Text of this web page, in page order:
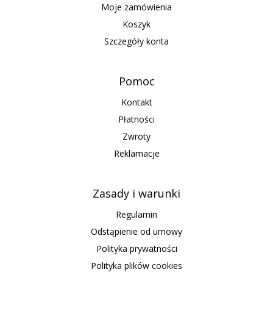
Moje zamówienia
Koszyk
Szczegóły konta
Pomoc
Kontakt
Płatności
Zwroty
Reklamacje
Zasady i warunki
Regulamin
Odstąpienie od umowy
Polityka prywatności
Polityka plików cookies